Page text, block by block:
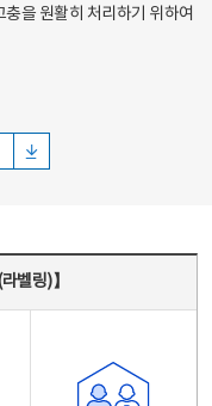
을 원활히 처리하기 위하여
벨링)】